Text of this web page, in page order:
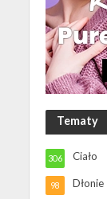
Tematy
Ciało
306
Dłonie
98